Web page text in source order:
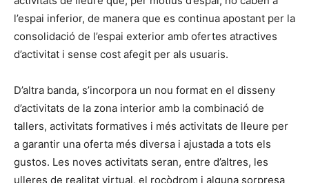
l’espai inferior, de manera que es continua apostant per la
consolidació de l’espai exterior amb ofertes atractives
d’activitat i sense cost afegit per als usuaris.
D’altra banda, s’incorpora un nou format en el disseny
d’activitats de la zona interior amb la combinació de
tallers, activitats formatives i més activitats de lleure per
a garantir una oferta més diversa i ajustada a tots els
gustos. Les noves activitats seran, entre d’altres, les
ulleres de realitat virtual, el rocòdrom i alguna sorpresa